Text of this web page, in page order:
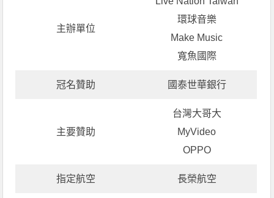
主辦單位
環球音樂
Make Music
寬魚國際
冠名贊助 國泰世華銀行
主要贊助
台灣大哥大
MyVideo
OPPO
指定航空 長榮航空